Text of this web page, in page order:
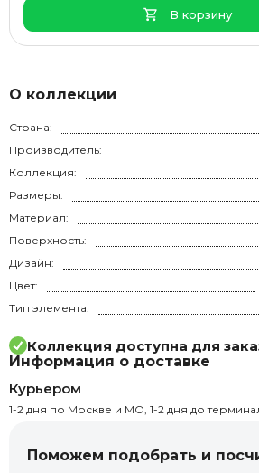
О коллекции
Страна:
Производитель:
Коллекция:
Размеры:
Материал:
Поверхность:
Дизайн:
Цвет:
Тип элемента:
Коллекция доступна для
Информация о доставке
Курьером
1-2 дня по Москве и МО, 1-2 дня до
Поможем подобрать и
В корзину